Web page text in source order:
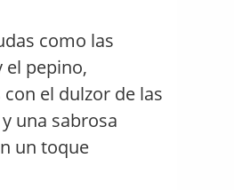
como las
el pepino,
el dulzor de las
una sabrosa
un toque